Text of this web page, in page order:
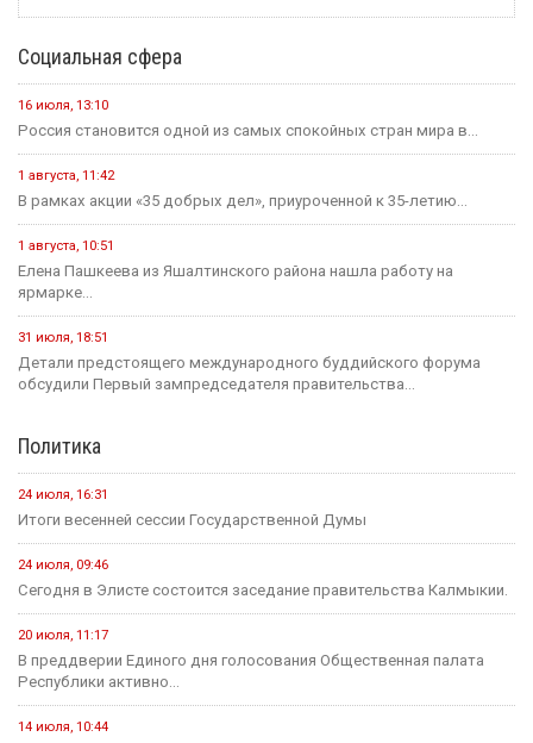
Социальная сфера
16 июля, 13:10
Россия становится одной из самых спокойных стран мира в...
1 августа, 11:42
В рамках акции «35 добрых дел», приуроченной к 35-летию...
1 августа, 10:51
Елена Пашкеева из Яшалтинского района нашла работу на
ярмарке...
31 июля, 18:51
Детали предстоящего международного буддийского форума
обсудили Первый зампредседателя правительства...
Политика
24 июля, 16:31
Итоги весенней сессии Государственной Думы
24 июля, 09:46
Сегодня в Элисте состоится заседание правительства Калмыкии.
20 июля, 11:17
В преддверии Единого дня голосования Общественная палата
Республики активно...
14 июля, 10:44